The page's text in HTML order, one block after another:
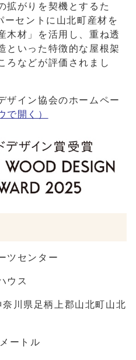
拡がりを契機とするた
セントに山北町産材を
木材」を活用し、重ね透
といった特徴的な屋根架
ろなどが評価されまし
ザイン協会のホームペー
で開く）
ツセンター
ウス
川県足柄上郡山北町山北
ートル